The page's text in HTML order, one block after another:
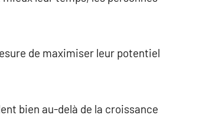
de maximiser leur potentiel
bien au-delà de la croissance